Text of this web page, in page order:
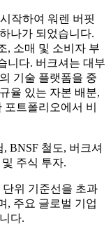
작하여 워렌 버핏
나가 되었습니다.
, 소매 및 소비자 부
니다. 버크셔는 대부
기술 플랫폼을 중
율 있는 자본 배분,
트폴리오에서 비
BNSF 철도, 버크셔
주식 투자.
위 기준선을 초과
, 주요 글로벌 기업
다.